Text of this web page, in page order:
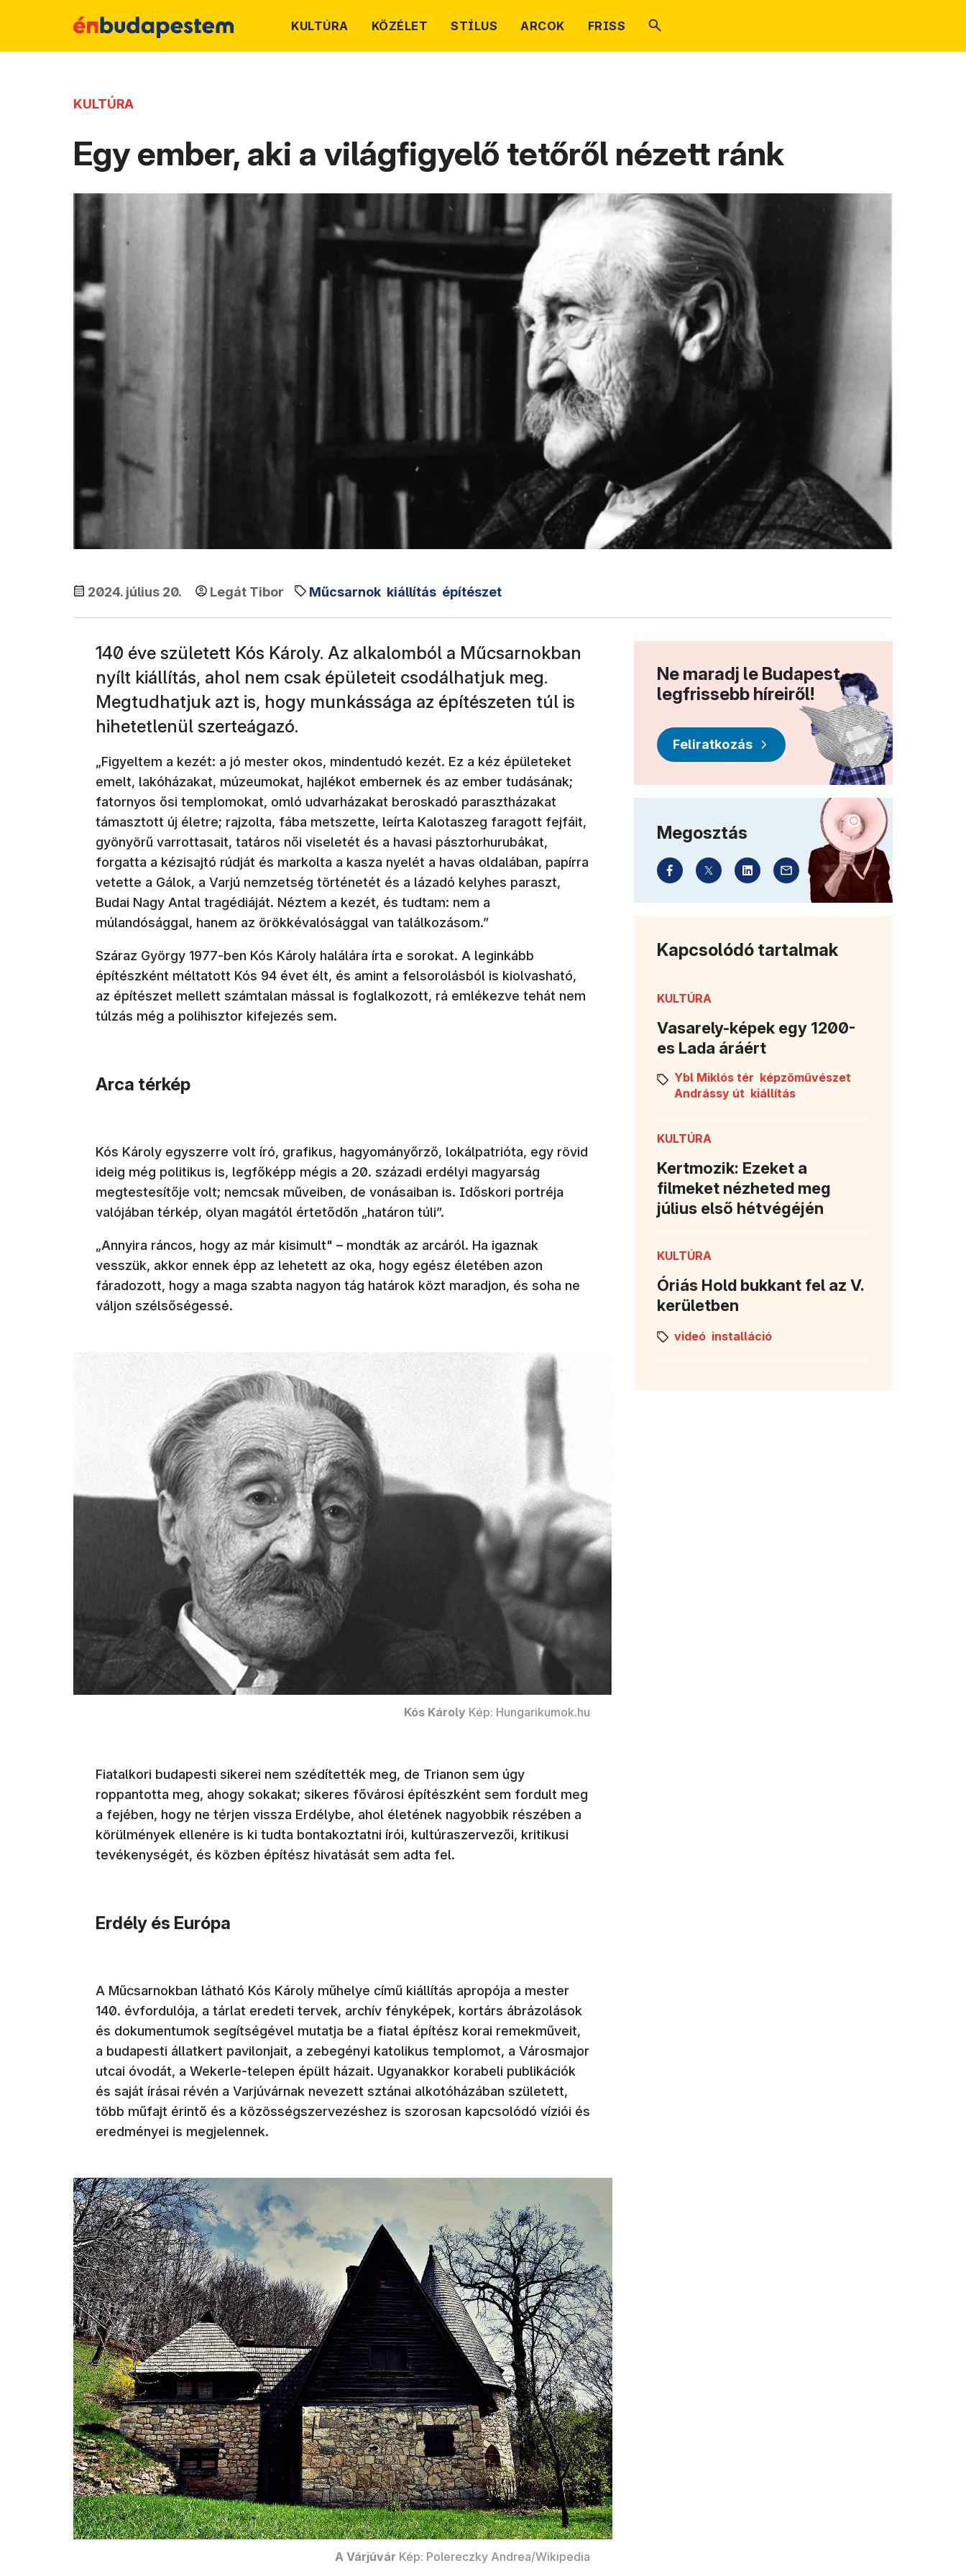
KULTÚRA KÖZÉLET STÍLUS ARCOK FRISS
KULTÚRA
Egy ember, aki a világfigyelő tetőről nézett ránk
2024. július 20. Legát Tibor Műcsarnok kiállítás építészet
140 éve született Kós Károly. Az alkalomból a Műcsarnokban
nyílt kiállítás, ahol nem csak épületeit csodálhatjuk meg.
Megtudhatjuk azt is, hogy munkássága az építészeten túl is
hihetetlenül szerteágazó.
„Figyeltem a kezét: a jó mester okos, mindentudó kezét. Ez a kéz épületeket
emelt, lakóházakat, múzeumokat, hajlékot embernek és az ember tudásának;
fatornyos ősi templomokat, omló udvarházakat beroskadó parasztházakat
támasztott új életre; rajzolta, fába metszette, leírta Kalotaszeg faragott fejfáit,
gyönyörű varrottasait, tatáros női viseletét és a havasi pásztorhurubákat,
forgatta a kézisajtó rúdját és markolta a kasza nyelét a havas oldalában, papírra
vetette a Gálok, a Varjú nemzetség történetét és a lázadó kelyhes paraszt,
Budai Nagy Antal tragédiáját. Néztem a kezét, és tudtam: nem a
múlandósággal, hanem az örökkévalósággal van találkozásom.”
Száraz György 1977-ben Kós Károly halálára írta e sorokat. A leginkább
építészként méltatott Kós 94 évet élt, és amint a felsorolásból is kiolvasható,
az építészet mellett számtalan mással is foglalkozott, rá emlékezve tehát nem
túlzás még a polihisztor kifejezés sem.
Arca térkép
Kós Károly egyszerre volt író, grafikus, hagyományőrző, lokálpatrióta, egy rövid
ideig még politikus is, legfőképp mégis a 20. századi erdélyi magyarság
megtestesítője volt; nemcsak műveiben, de vonásaiban is. Időskori portréja
valójában térkép, olyan magától értetődőn „határon túli”.
„Annyira ráncos, hogy az már kisimult" – mondták az arcáról. Ha igaznak
vesszük, akkor ennek épp az lehetett az oka, hogy egész életében azon
fáradozott, hogy a maga szabta nagyon tág határok közt maradjon, és soha ne
váljon szélsőségessé.
Kós Károly Kép: Hungarikumok.hu
Fiatalkori budapesti sikerei nem szédítették meg, de Trianon sem úgy
roppantotta meg, ahogy sokakat; sikeres fővárosi építészként sem fordult meg
a fejében, hogy ne térjen vissza Erdélybe, ahol életének nagyobbik részében a
körülmények ellenére is ki tudta bontakoztatni írói, kultúraszervezői, kritikusi
tevékenységét, és közben építész hivatását sem adta fel.
Erdély és Európa
A Műcsarnokban látható Kós Károly műhelye című kiállítás apropója a mester
140. évfordulója, a tárlat eredeti tervek, archív fényképek, kortárs ábrázolások
és dokumentumok segítségével mutatja be a fiatal építész korai remekműveit,
a budapesti állatkert pavilonjait, a zebegényi katolikus templomot, a Városmajor
utcai óvodát, a Wekerle-telepen épült házait. Ugyanakkor korabeli publikációk
és saját írásai révén a Varjúvárnak nevezett sztánai alkotóházában született,
több műfajt érintő és a közösségszervezéshez is szorosan kapcsolódó víziói és
eredményei is megjelennek.
A Várjúvár Kép: Polereczky Andrea/Wikipedia
Ne maradj le Budapest
legfrissebb híreiről!
Feliratkozás
Megosztás
Kapcsolódó tartalmak
KULTÚRA
Vasarely-képek egy 1200-
es Lada áráért
Ybl Miklós tér képzőművészet
Andrássy út kiállítás
KULTÚRA
Kertmozik: Ezeket a
filmeket nézheted meg
július első hétvégéjén
KULTÚRA
Óriás Hold bukkant fel az V.
kerületben
videó installáció